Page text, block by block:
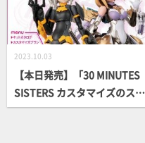
2023.10.03
【本日発売】「30 MINUTES
SISTERS カスタマイズのスス
メ」【30MS】